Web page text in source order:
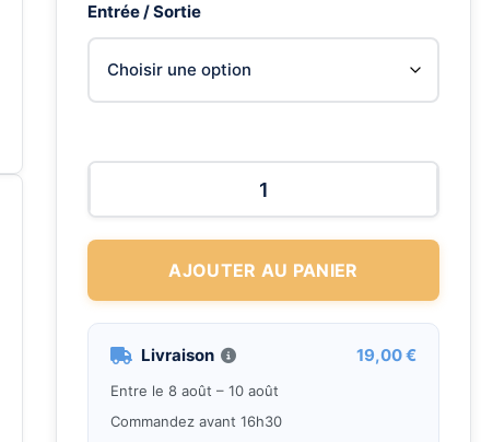
à
Entrée / Sortie
AJOUTER AU PANIER
Livraison 19,00 €
Entre le 8 août – 10 août
Commandez avant 16h30